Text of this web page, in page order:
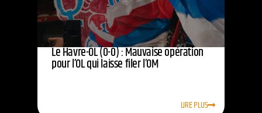
Le Havre-OL (0-0) : Mauvaise opération
pour l’OL qui laisse filer l’OM
LIRE PLUS